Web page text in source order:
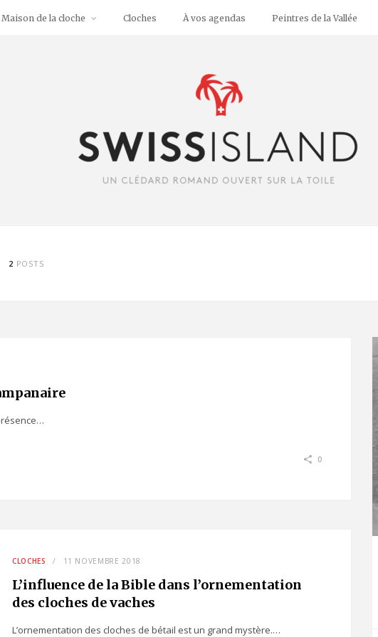
Maison de la cloche Cloches À vos agendas Peintres de la Vallée
2 POSTS
0
CLOCHES 11 NOVEMBRE 2018
L’influence de la Bible dans l’ornementation
des cloches de vaches
L’ornementation des cloches de bétail est un grand mystère.…